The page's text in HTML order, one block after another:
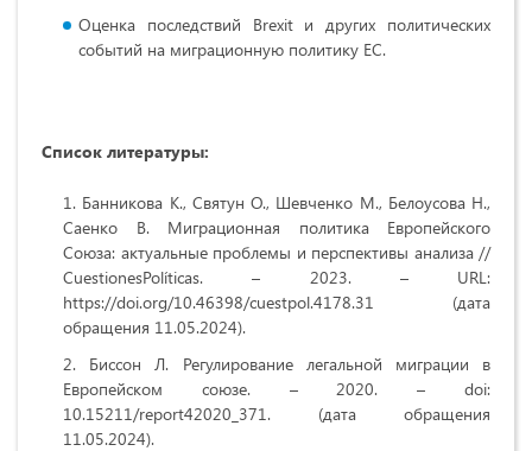
Оценка последствий Brexit и других политических
событий на миграционную политику ЕС.
Список литературы:
Банникова К., Святун О., Шевченко М., Белоусова Н.,
Саенко В. Миграционная политика Европейского
Союза: актуальные проблемы и перспективы анализа //
CuestionesPolíticas. – 2023. – URL:
https://doi.org/10.46398/cuestpol.4178.31 (дата
обращения 11.05.2024).
Биссон Л. Регулирование легальной миграции в
Европейском союзе. – 2020. – doi:
10.15211/report42020_371. (дата обращения
11.05.2024).